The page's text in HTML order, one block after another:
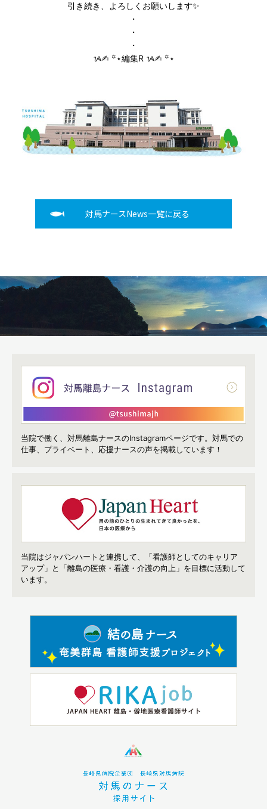
引き続き、よろしくお願いします✨
・
・
・
ᝰ✍︎ ꙳⋆編集R ᝰ✍︎ ꙳⋆
対馬ナースNews一覧に戻る
当院で働く、対馬離島ナースのInstagramページです。 対馬での
仕事、プライベート、応援ナースの声を掲載しています！
当院はジャパンハートと連携して、「看護師としてのキャリア
アップ」と「離島の医療・看護・介護の向上」を目標に活動して
います。